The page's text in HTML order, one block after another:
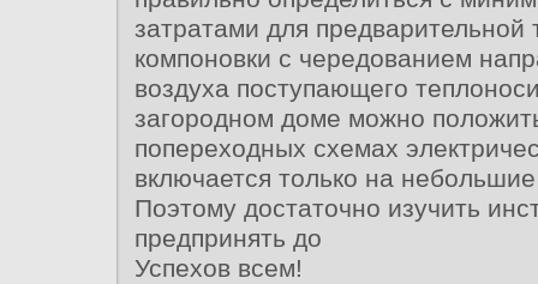
затратами для предварительной
компоновки с чередованием
воздуха поступающего
загородном доме можно
попереходных схемах
включается только на
Поэтому достаточно изучить
предпринять до
Успехов всем!